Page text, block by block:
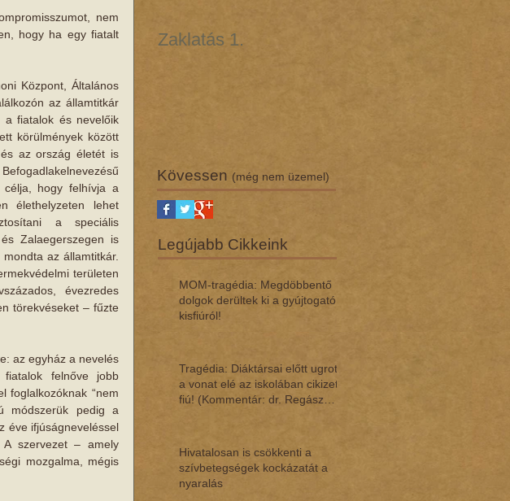
nem
hogy ha egy fiatalt
Központ, Általános
az államtitkár
a fiatalok és nevelőik
körülmények között
az ország életét is
célja, hogy felhívja a
élethelyzeten lehet
a speciális
Zalaegerszegen is
az államtitkár.
területen
évezredes
törekvéseket – fűzte
az egyház a nevelés
felnőve jobb
foglalkozóknak “nem
módszerük pedig a
éve ifjúságneveléssel
A szervezet – amely
mozgalma, mégis
Zaklatás 1.
Kövessen (még nem üzemel)
Legújabb Cikkeink
MOM-tragédia: Megdöbbentő
dol­gok de­rül­tek ki a gyúj­to­gató
kisfi­ú­ról!
Tragédia: Diáktársai előtt ugrott
a vonat elé az iskolában cikizett
fiú! (Kommentár: dr. Regász
Hivatalosan is csökkenti a
szívbetegségek kockázatát a
nyaralás